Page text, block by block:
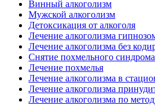
Винный алкоголизм
Мужской алкоголизм
Детоксикация от алкоголя
Лечение алкоголизма
Лечение алкоголизма без
Снятие похмельного синдрома
Лечение похмелья
Лечение алкоголизма в
Лечение алкоголизма
Лечение алкоголизма по